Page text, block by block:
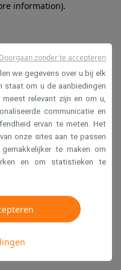
information).
we gegevens over u bij elk
staat om u de aanbiedingen
relevant zijn en om u,
communicatie en
ervan te meten. Het
onze sites aan te passen
te maken om
en om statistieken te
Doorgaan zonder te accepteren